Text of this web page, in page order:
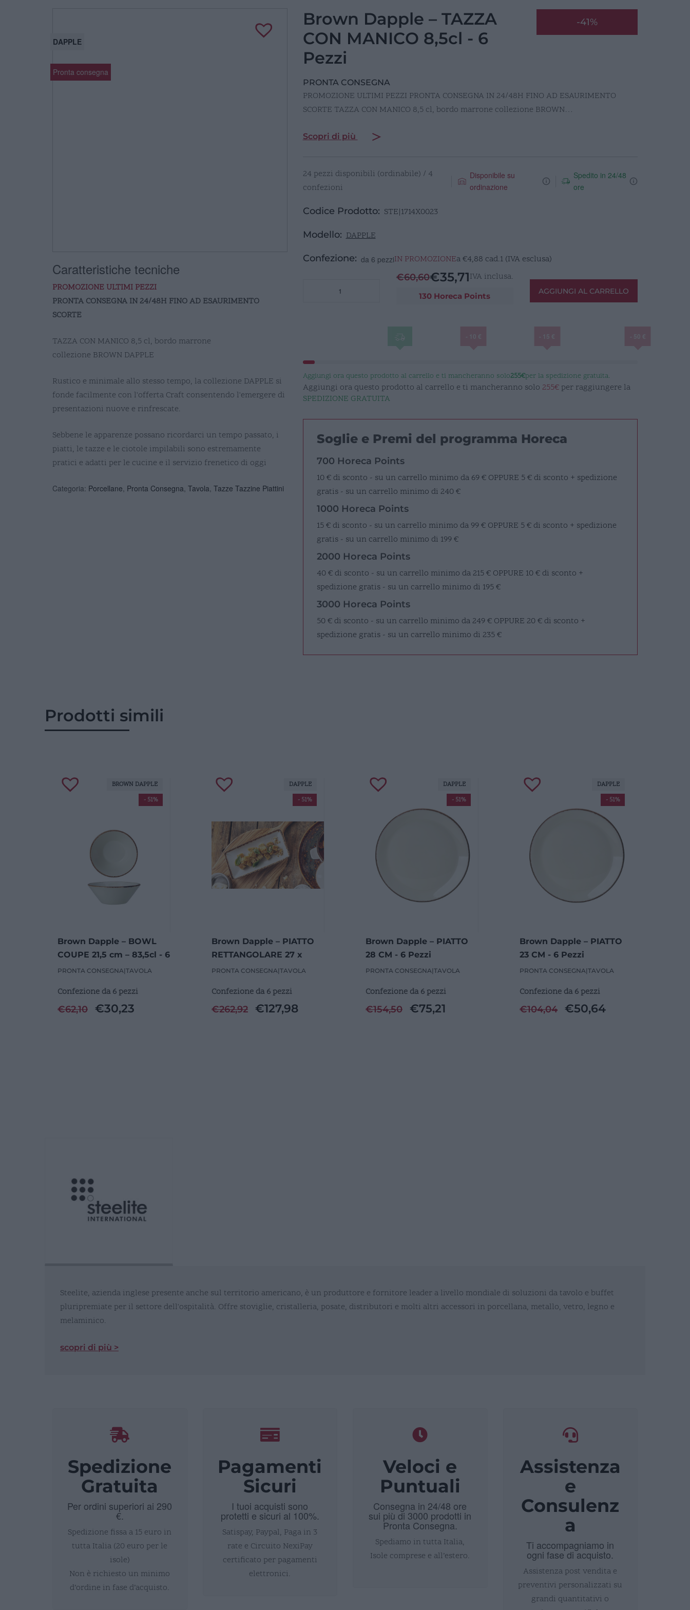
Pronta consegna
DAPPLE
Caratteristiche tecniche
PROMOZIONE ULTIMI PEZZI
PRONTA CONSEGNA IN 24/48H FINO AD ESAURIMENTO
SCORTE
TAZZA CON MANICO 8,5 cl, bordo marrone
collezione BROWN DAPPLE
Rustico e minimale allo stesso tempo, la collezione DAPPLE si
fonde facilmente con l'offerta Craft consentendo l'emergere di
presentazioni nuove e rinfrescate.
Sebbene le apparenze possano ricordarci un tempo passato, i
piatti, le tazze e le ciotole impilabili sono estremamente
pratici e adatti per le cucine e il servizio frenetico di oggi
Categoria: Porcellane, Pronta Consegna, Tavola, Tazze Tazzine Piattini
Brown Dapple – TAZZA
CON MANICO 8,5cl - 6
Pezzi
-41%
PRONTA CONSEGNA
PROMOZIONE ULTIMI PEZZI PRONTA CONSEGNA IN 24/48H FINO AD ESAURIMENTO
SCORTE TAZZA CON MANICO 8,5 cl, bordo marrone collezione BROWN…
Scopri di più
24 pezzi disponibili (ordinabile) / 4
confezioni
Disponibile su
ordinazione
Spedito in 24/48
ore
Codice Prodotto: STE|1714X0023
Modello: DAPPLE
Confezione: da 6 pezziIN PROMOZIONEa€4,88 cad.1 (IVA esclusa)
quantità
€60,60€35,71IVA inclusa.
130 Horeca Points
AGGIUNGI AL CARRELLO
Aggiungi ora questo prodotto al carrello e ti mancheranno solo255€per la spedizione gratuita.
Aggiungi ora questo prodotto al carrello e ti mancheranno solo 255€per raggiungere la
SPEDIZIONE GRATUITA
Soglie e Premi del programma Horeca
700 Horeca Points
10 € di sconto - su un carrello minimo da 69 € OPPURE 5 € di sconto + spedizione
gratis - su un carrello minimo di 240 €
1000 Horeca Points
15 € di sconto - su un carrello minimo da 99 € OPPURE 5 € di sconto + spedizione
gratis - su un carrello minimo di 199 €
2000 Horeca Points
40 € di sconto - su un carrello minimo da 215 € OPPURE 10 € di sconto +
spedizione gratis - su un carrello minimo di 195 €
3000 Horeca Points
50 € di sconto - su un carrello minimo da 249 € OPPURE 20 € di sconto +
spedizione gratis - su un carrello minimo di 235 €
Prodotti simili
Brown Dapple – BOWL
COUPE 21,5 cm – 83,5cl - 6
Pezzi
PRONTA CONSEGNA|TAVOLA
Confezione da 6 pezzi
€62,10 €30,23
- 51%
BROWN DAPPLE
Brown Dapple – PIATTO
RETTANGOLARE 27 x
16,75 cm - 6 Pezzi
PRONTA CONSEGNA|TAVOLA
Confezione da 6 pezzi
€262,92 €127,98
- 51%
DAPPLE
Brown Dapple – PIATTO
28 CM - 6 Pezzi
PRONTA CONSEGNA|TAVOLA
Confezione da 6 pezzi
€154,50 €75,21
- 51%
DAPPLE
Brown Dapple – PIATTO
23 CM - 6 Pezzi
PRONTA CONSEGNA|TAVOLA
Confezione da 6 pezzi
€104,04 €50,64
- 51%
DAPPLE
Steelite, azienda inglese presente anche sul territorio americano, è un produttore e fornitore leader a livello mondiale di soluzioni da tavolo e buffet
pluripremiate per il settore dell'ospitalità. Offre stoviglie, cristalleria, posate, distributori e molti altri accessori in porcellana, metallo, vetro, legno e
melaminico.
scopri di più >
Spedizione
Gratuita
Per ordini superiori ai 290
€.
Spedizione fissa a 15 euro in
tutta Italia (20 euro per le
isole)
Non è richiesto un minimo
d’ordine in fase d’acquisto.
Pagamenti
Sicuri
I tuoi acquisti sono
protetti e sicuri al 100%.
Satispay, Paypal, Paga in 3
rate e Circuito NexiPay
certificato per pagamenti
elettronici.
Veloci e
Puntuali
Consegna in 24/48 ore
sui più di 3000 prodotti in
Pronta Consegna.
Spediamo in tutta Italia,
Isole comprese e all’estero.
Assistenza
e
Consulenz
a
Ti accompagniamo in
ogni fase di acquisto.
Assistenza post vendita e
preventivi personalizzati su
grandi quantitativi o